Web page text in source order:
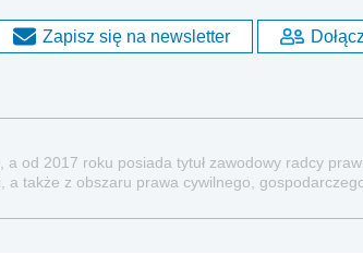
Zapisz się na newsletter
od 2017 roku posiada tytuł zawodowy radcy
a także z obszaru prawa cywilnego,